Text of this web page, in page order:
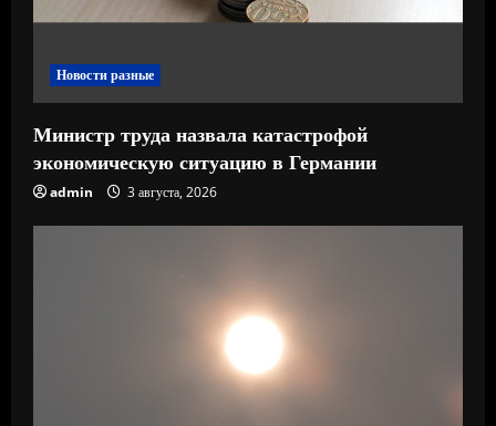
и
Новости разные
Министр труда назвала катастрофой
экономическую ситуацию в Германии
admin 3 августа, 2026